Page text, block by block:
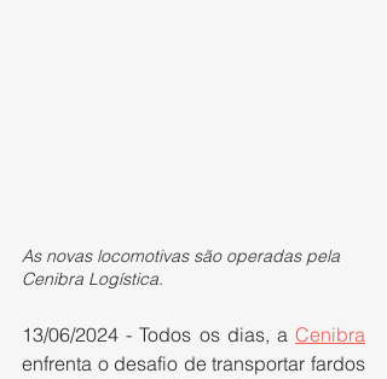
As novas locomotivas são operadas pela
Cenibra Logística.
13/06/2024 - Todos os dias, a Cenibra
enfrenta o desafio de transportar fardos